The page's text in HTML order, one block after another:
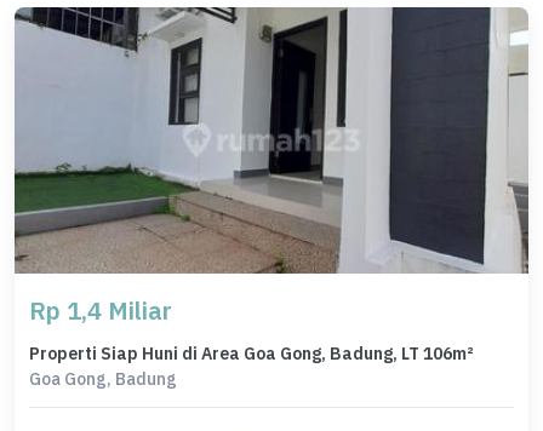
Rp 1,4 Miliar
Properti Siap Huni di Area Goa Gong, Badung, LT 106m²
Goa Gong, Badung